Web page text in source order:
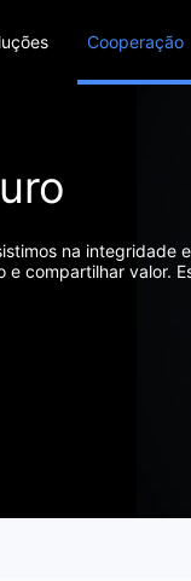
Cooperação
na integridade
compartilhar valor.